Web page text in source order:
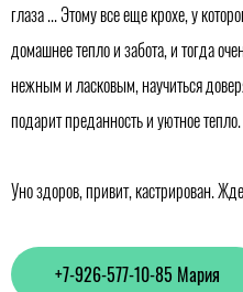
глаза ... Этому все еще крохе, у
домашнее тепло и забота, и тогда
нежным и ласковым, научиться
подарит преданность и уютное тепло.
Уно здоров, привит, кастрирован.
+7-926-577-10-85 Мария